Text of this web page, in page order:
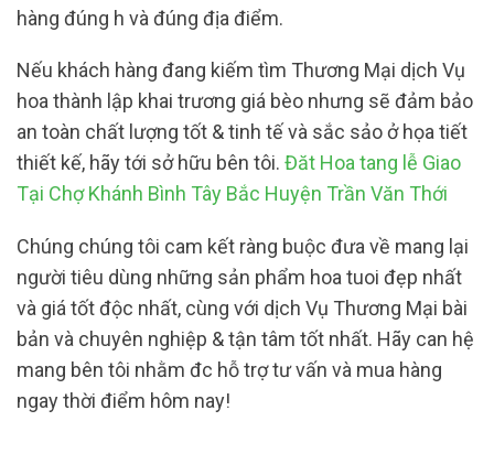
hàng đúng h và đúng địa điểm.
Nếu khách hàng đang kiếm tìm Thương Mại dịch Vụ
hoa thành lập khai trương giá bèo nhưng sẽ đảm bảo
an toàn chất lượng tốt & tinh tế và sắc sảo ở họa tiết
thiết kế, hãy tới sở hữu bên tôi. Đăt Hoa tang lễ Giao
Tại Chợ Khánh Bình Tây Bắc Huyện Trần Văn Thới
Chúng chúng tôi cam kết ràng buộc đưa về mang lại
người tiêu dùng những sản phẩm hoa tuoi đẹp nhất
và giá tốt độc nhất, cùng với dịch Vụ Thương Mại bài
bản và chuyên nghiệp & tận tâm tốt nhất. Hãy can hệ
mang bên tôi nhằm đc hỗ trợ tư vấn và mua hàng
ngay thời điểm hôm nay!